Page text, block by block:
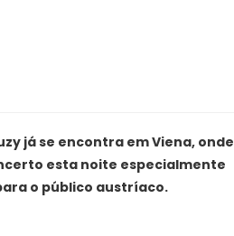
já se encontra em Viena, onde
esta noite especialmente
o público austríaco.